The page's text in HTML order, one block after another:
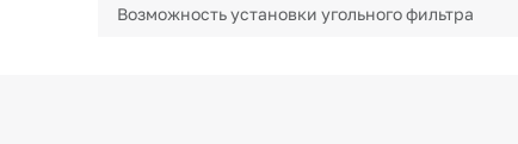
Возможность установки угольного фильтра